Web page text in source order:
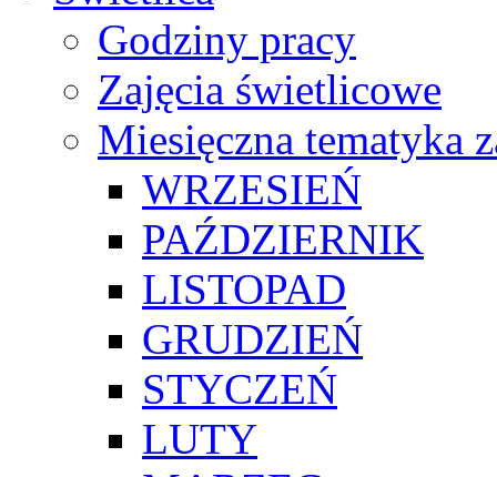
Godziny pracy
Zajęcia świetlicowe
Miesięczna tematyka
WRZESIEŃ
PAŹDZIERNIK
LISTOPAD
GRUDZIEŃ
STYCZEŃ
LUTY